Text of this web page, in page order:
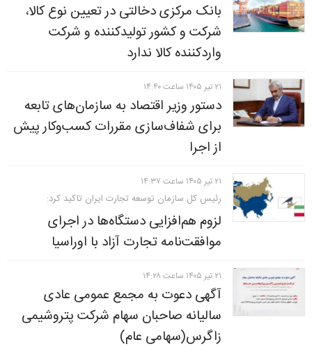
بانک مرکزی دخالتی در تعیین نوع کالا،
شرکت و کشور تولیدکننده و شرکت
واردکننده کالا ندارد
۲۱ تير ۱۴۰۵ ساعت ۱۴:۴۰
دستور وزیر اقتصاد به سازمان‌های تابعه
برای شفاف‌سازی مقررات کسب‌وکار پیش
از اجرا
۲۱ تير ۱۴۰۵ ساعت ۱۴:۳۷
رئیس کل سازمان توسعه تجارت ایران تاکید کرد:
لزوم هم‌افزایی دستگاه‌ها در اجرای
موافقت‌نامه تجارت آزاد با اوراسیا
۲۱ تير ۱۴۰۵ ساعت ۱۴:۲۸
آگهی دعوت به مجمع عمومی عادی
سالیانه صاحبان سهام شرکت پتروشیمی
زاگرس(سهامی عام)